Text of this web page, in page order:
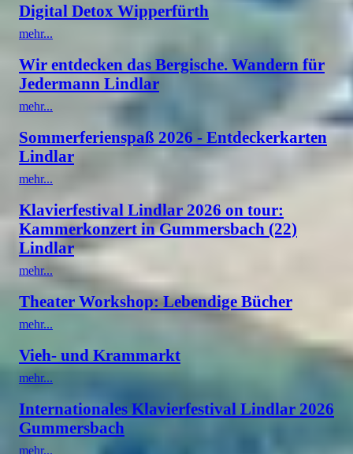
Digital Detox Wipperfürth
mehr...
Wir entdecken das Bergische. Wandern für
Jedermann Lindlar
mehr...
Sommerferienspaß 2026 - Entdeckerkarten
Lindlar
mehr...
Klavierfestival Lindlar 2026 on tour:
Kammerkonzert in Gummersbach (22)
Lindlar
mehr...
Theater Workshop: Lebendige Bücher
mehr...
Vieh- und Krammarkt
mehr...
Internationales Klavierfestival Lindlar 2026
Gummersbach
mehr...